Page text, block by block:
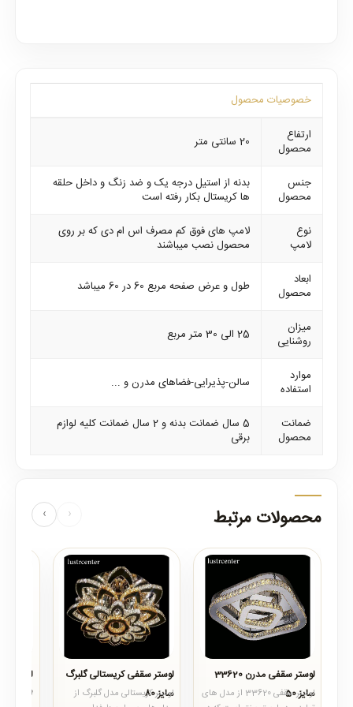
خصوصیات محصول
ارتفاع
محصول
20 سانتی متر
جنس
محصول
بدنه از استیل درجه یک و ضد زنگ و داخل حلقه
ها کریستال بکار رفته است
نوع
لامپ
لامپ های فوق کم مصرف اس ام دی که بر روی
محصول نصب میباشند
ابعاد
محصول
طول و عرض صفحه مربع 60 در 60 میباشد
میزان
روشنایی
25 الی 30 متر مربع
موارد
استفاده
سالن-پذیرایی-فضاهای مدرن و ...
ضمانت
محصول
5 سال ضمانت بدنه و 2 سال ضمانت کلیه لوازم
برقی
محصولات مرتبط ‹
›
لوستر سقفی مدرن 33620
سایز 50
لوستر سقفی 33620 از مدل های
لوستر سقفی کریستالی گلبرگ
سایز 80
لوستر کریستالی مدل گلبرگ از
لوستر
33652 سایز 50